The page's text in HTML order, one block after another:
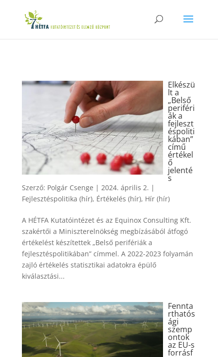
Elkészü
lt a
„Belső
periféri
ák a
fejleszt
éspoliti
kában”
című
értékel
ő
jelenté
s
Szerző: Polgár Csenge | 2024. április 2. |
Fejlesztéspolitika (hír), Értékelés (hír), Hír (hír)
A HÉTFA Kutatóintézet és az Equinox Consulting Kft.
szakértői a Miniszterelnökség megbízásából átfogó
értékelést készítettek „Belső perifériák a
fejlesztéspolitikában” címmel. A 2022-2023 folyamán
zajló értékelés statisztikai adatokra épülő
kiválasztási...
Fennta
rthatós
ági
szemp
ontok
az EU-s
forrásf